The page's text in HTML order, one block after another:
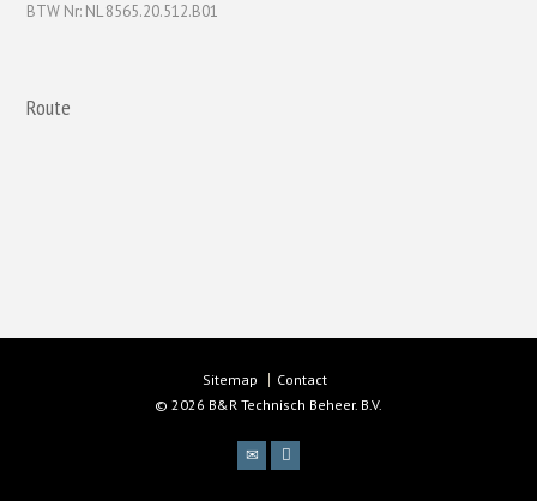
BTW Nr: NL 8565.20.512.B01
Route
Sitemap
Contact
© 2026 B&R Technisch Beheer. B.V.